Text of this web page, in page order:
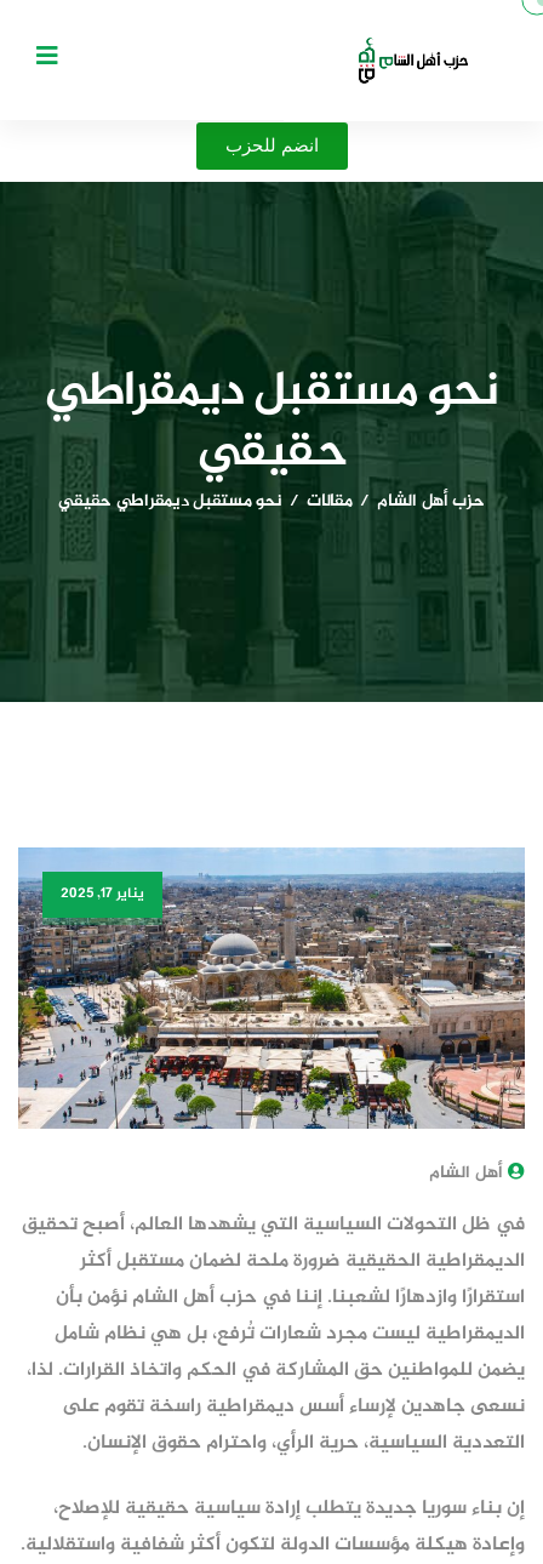
انضم للحزب
نحو مستقبل ديمقراطي
حقيقي
حزب أهل الشام مقالات نحو مستقبل ديمقراطي حقيقي
يناير 17, 2025
أهل الشام
في ظل التحولات السياسية التي يشهدها العالم، أصبح تحقيق
الديمقراطية الحقيقية ضرورة ملحة لضمان مستقبل أكثر
استقرارًا وازدهارًا لشعبنا. إننا في حزب أهل الشام نؤمن بأن
الديمقراطية ليست مجرد شعارات تُرفع، بل هي نظام شامل
يضمن للمواطنين حق المشاركة في الحكم واتخاذ القرارات. لذا،
نسعى جاهدين لإرساء أسس ديمقراطية راسخة تقوم على
التعددية السياسية، حرية الرأي، واحترام حقوق الإنسان.
إن بناء سوريا جديدة يتطلب إرادة سياسية حقيقية للإصلاح،
وإعادة هيكلة مؤسسات الدولة لتكون أكثر شفافية واستقلالية.